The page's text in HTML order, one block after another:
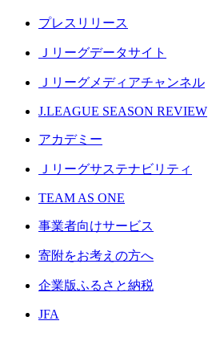
プレスリリース
Ｊリーグデータサイト
Ｊリーグメディアチャンネル
J.LEAGUE SEASON REVIEW
アカデミー
Ｊリーグサステナビリティ
TEAM AS ONE
事業者向けサービス
寄附をお考えの方へ
企業版ふるさと納税
JFA